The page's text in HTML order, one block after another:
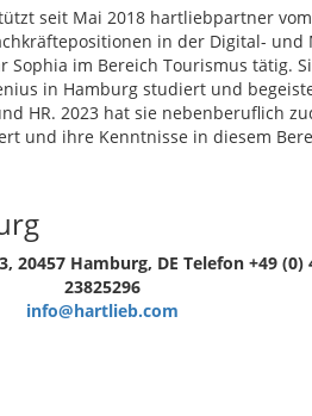
seit Mai 2018 hartliebpartner
in der Digital-
Sophia im Bereich Tourismus tätig.
in Hamburg studiert und
HR. 2023 hat sie nebenberuflich
und ihre Kenntnisse in diesem
20457 Hamburg, DE Telefon +49 (0)
23825296
info@hartlieb.com